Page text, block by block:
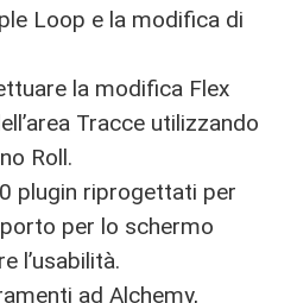
Loop e la modifica di
la modifica Flex
Tracce utilizzando
Roll.
plugin riprogettati per
per lo schermo
l’usabilità.
ad Alchemy,